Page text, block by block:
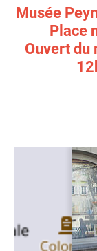
Musée
Place
Ouvert du